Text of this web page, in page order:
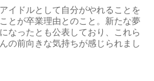
イドルとして自分がやれることを
とが卒業理由とのこと。新たな夢
なったとも公表しており、これら
の前向きな気持ちが感じられまし